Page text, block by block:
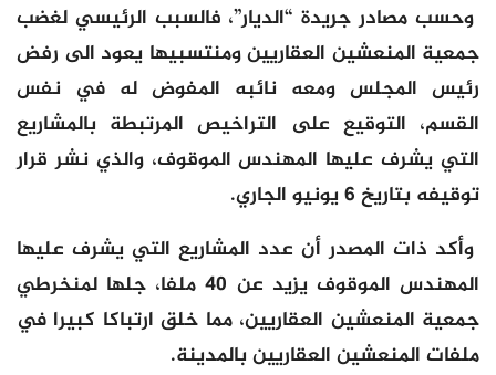
وحسب مصادر جريدة “الديار”، فالسبب الرئيسي لغضب
جمعية المنعشين العقاريين ومنتسبيها يعود الى رفض
رئيس المجلس ومعه نائبه المفوض له في نفس
القسم، التوقيع على التراخيص المرتبطة بالمشاريع
التي يشرف عليها المهندس الموقوف، والذي نشر قرار
توقيفه بتاريخ 6 يونيو الجاري.
وأكد ذات المصدر أن عدد المشاريع التي يشرف عليها
المهندس الموقوف يزيد عن 40 ملفا، جلها لمنخرطي
جمعية المنعشين العقاريين، مما خلق ارتباكا كبيرا في
ملفات المنعشين العقاريين بالمدينة.